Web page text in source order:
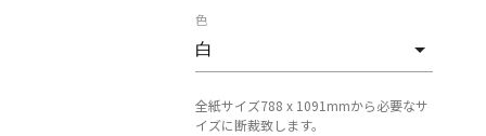
色
全紙サイズ788 x 1091mmから必要なサ
イズに断裁致します。